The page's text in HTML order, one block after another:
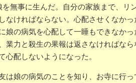
を無事に生んだ。自分の家族まで、リ
なければならない。心配させくなか
娘の病気を心配して一睡もできなか
業力と殺生の果報は返さなければな
心配しないようになった。
は娘の病気のことを知り、お寺に行